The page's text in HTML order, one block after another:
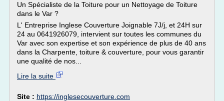
Un Spécialiste de la Toiture pour un Nettoyage de Toiture
dans le Var ?
L' Entreprise Inglese Couverture Joignable 7J/j, et 24H sur
24 au 0641926079, intervient sur toutes les communes du
Var avec son expertise et son expérience de plus de 40 ans
dans la Charpente, toiture & couverture, pour vous garantir
une qualité de nos...
Lire la suite
Site : https://inglesecouverture.com